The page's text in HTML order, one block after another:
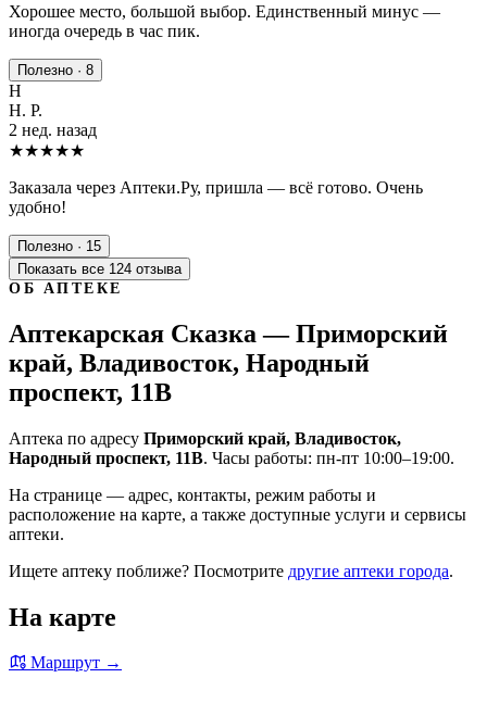
Хорошее место, большой выбор. Единственный минус —
иногда очередь в час пик.
Полезно · 8
Н
Н. Р.
2 нед. назад
★★★★★
Заказала через Аптеки.Ру, пришла — всё готово. Очень
удобно!
Полезно · 15
Показать все 124 отзыва
ОБ АПТЕКЕ
Аптекарская Сказка — Приморский
край, Владивосток, Народный
проспект, 11В
Аптека по адресу Приморский край, Владивосток,
Народный проспект, 11В. Часы работы: пн-пт 10:00–19:00.
На странице — адрес, контакты, режим работы и
расположение на карте, а также доступные услуги и сервисы
аптеки.
Ищете аптеку поближе? Посмотрите другие аптеки города.
На карте
Маршрут →